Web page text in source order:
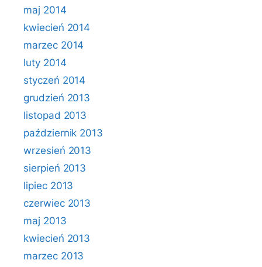
maj 2014
kwiecień 2014
marzec 2014
luty 2014
styczeń 2014
grudzień 2013
listopad 2013
październik 2013
wrzesień 2013
sierpień 2013
lipiec 2013
czerwiec 2013
maj 2013
kwiecień 2013
marzec 2013